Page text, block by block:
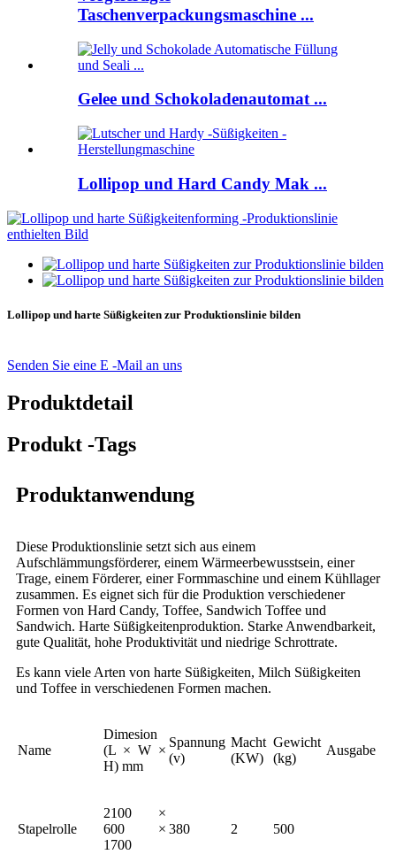
Taschenverpackungsmaschine ...
Gelee und Schokoladenautomat ...
Lollipop und Hard Candy Mak ...
Lollipop und harte Süßigkeiten zur Produktionslinie bilden
Senden Sie eine E -Mail an uns
Produktdetail
Produkt -Tags
Produktanwendung
Diese Produktionslinie setzt sich aus einem
Aufschlämmungsförderer, einem Wärmeerbewusstsein, einer
Trage, einem Förderer, einer Formmaschine und einem Kühllager
zusammen. Es eignet sich für die Produktion verschiedener
Formen von Hard Candy, Toffee, Sandwich Toffee und
Sandwich. Harte Süßigkeitenproduktion. Starke Anwendbarkeit,
gute Qualität, hohe Produktivität und niedrige Schrottrate.
Es kann viele Arten von harte Süßigkeiten, Milch Süßigkeiten
und Toffee in verschiedenen Formen machen.
Name
Dimesion
(L × W ×
H) mm
Spannung
(v)
Macht
(KW)
Gewicht
(kg)
Ausgabe
Stapelrolle
2100 ×
600 ×
1700
380 2 500